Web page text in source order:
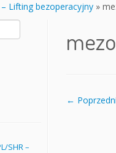
Lifting bezoperacyjny »
SHR –
←